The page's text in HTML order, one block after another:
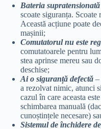
Bateria supratensionată
scoate siguranța.
Această acțiune poate
mașinii;
Comutatorul nu este
comutatoarele pentru
stea aprinse mereu sau
deschise;
Ai o siguranță defectă –
a rezolvat nimic, atunci
cazul în care aceasta
schimbarea manuală
cunoștințele necesare)
Sistemul de închidere